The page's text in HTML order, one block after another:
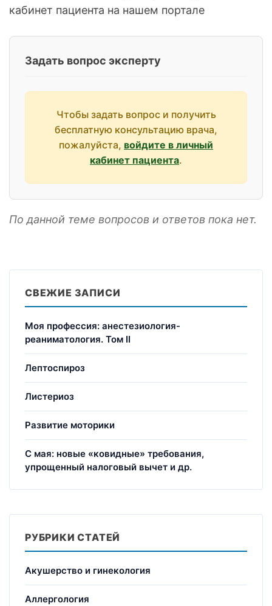
кабинет пациента на нашем портале
Задать вопрос эксперту
Чтобы задать вопрос и получить
бесплатную консультацию врача,
пожалуйста, войдите в личный
кабинет пациента.
По данной теме вопросов и ответов пока нет.
СВЕЖИЕ ЗАПИСИ
Моя профессия: анестезиология-
реаниматология. Том II
Лептоспироз
Листериоз
Развитие моторики
С мая: новые «ковидные» требования,
упрощенный налоговый вычет и др.
РУБРИКИ СТАТЕЙ
Акушерство и гинекология
Аллергология